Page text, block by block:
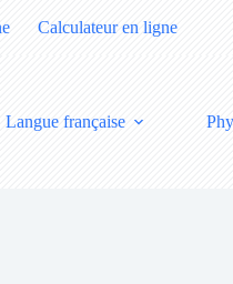
Calculateur en ligne
Langue française